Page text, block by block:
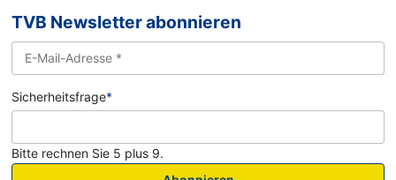
TVB Newsletter abonnieren
Sicherheitsfrage*
Bitte rechnen Sie 5 plus 9.